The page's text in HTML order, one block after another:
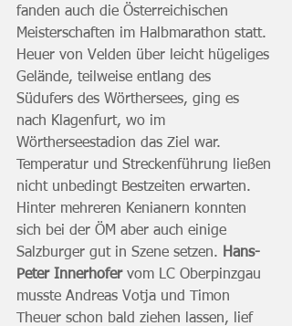
fanden auch die Österreichischen
Meisterschaften im Halbmarathon statt.
Heuer von Velden über leicht hügeliges
Gelände, teilweise entlang des
Südufers des Wörthersees, ging es
nach Klagenfurt, wo im
Wörtherseestadion das Ziel war.
Temperatur und Streckenführung ließen
nicht unbedingt Bestzeiten erwarten.
Hinter mehreren Kenianern konnten
sich bei der ÖM aber auch einige
Salzburger gut in Szene setzen. Hans-
Peter Innerhofer vom LC Oberpinzgau
musste Andreas Votja und Timon
Theuer schon bald ziehen lassen, lief